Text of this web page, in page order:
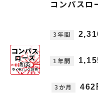
コンパスロ
3年間
1年間
3か月 462